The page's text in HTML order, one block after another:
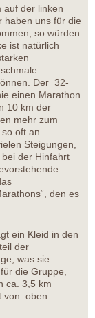
auf der linken
haben uns für die
so würden
ist natürlich
Der 32-
einen Marathon
10 km der
mehr zum
oft an
Steigungen,
der Hinfahrt
den es
ein Kleid in den
der
was sie
die Gruppe,
ca. 3,5 km
von oben